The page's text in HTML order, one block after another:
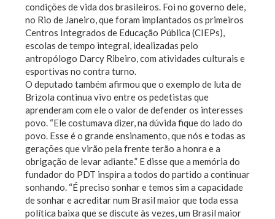
condições de vida dos brasileiros. Foi no governo dele,
no Rio de Janeiro, que foram implantados os primeiros
Centros Integrados de Educação Pública (CIEPs),
escolas de tempo integral, idealizadas pelo
antropólogo Darcy Ribeiro, com atividades culturais e
esportivas no contra turno.
O deputado também afirmou que o exemplo de luta de
Brizola continua vivo entre os pedetistas que
aprenderam com ele o valor de defender os interesses
povo. “Ele costumava dizer, na dúvida fique do lado do
povo. Esse é o grande ensinamento, que nós e todas as
gerações que virão pela frente terão a honra e a
obrigação de levar adiante.” E disse que a memória do
fundador do PDT inspira a todos do partido a continuar
sonhando. “É preciso sonhar e temos sim a capacidade
de sonhar e acreditar num Brasil maior que toda essa
política baixa que se discute às vezes, um Brasil maior